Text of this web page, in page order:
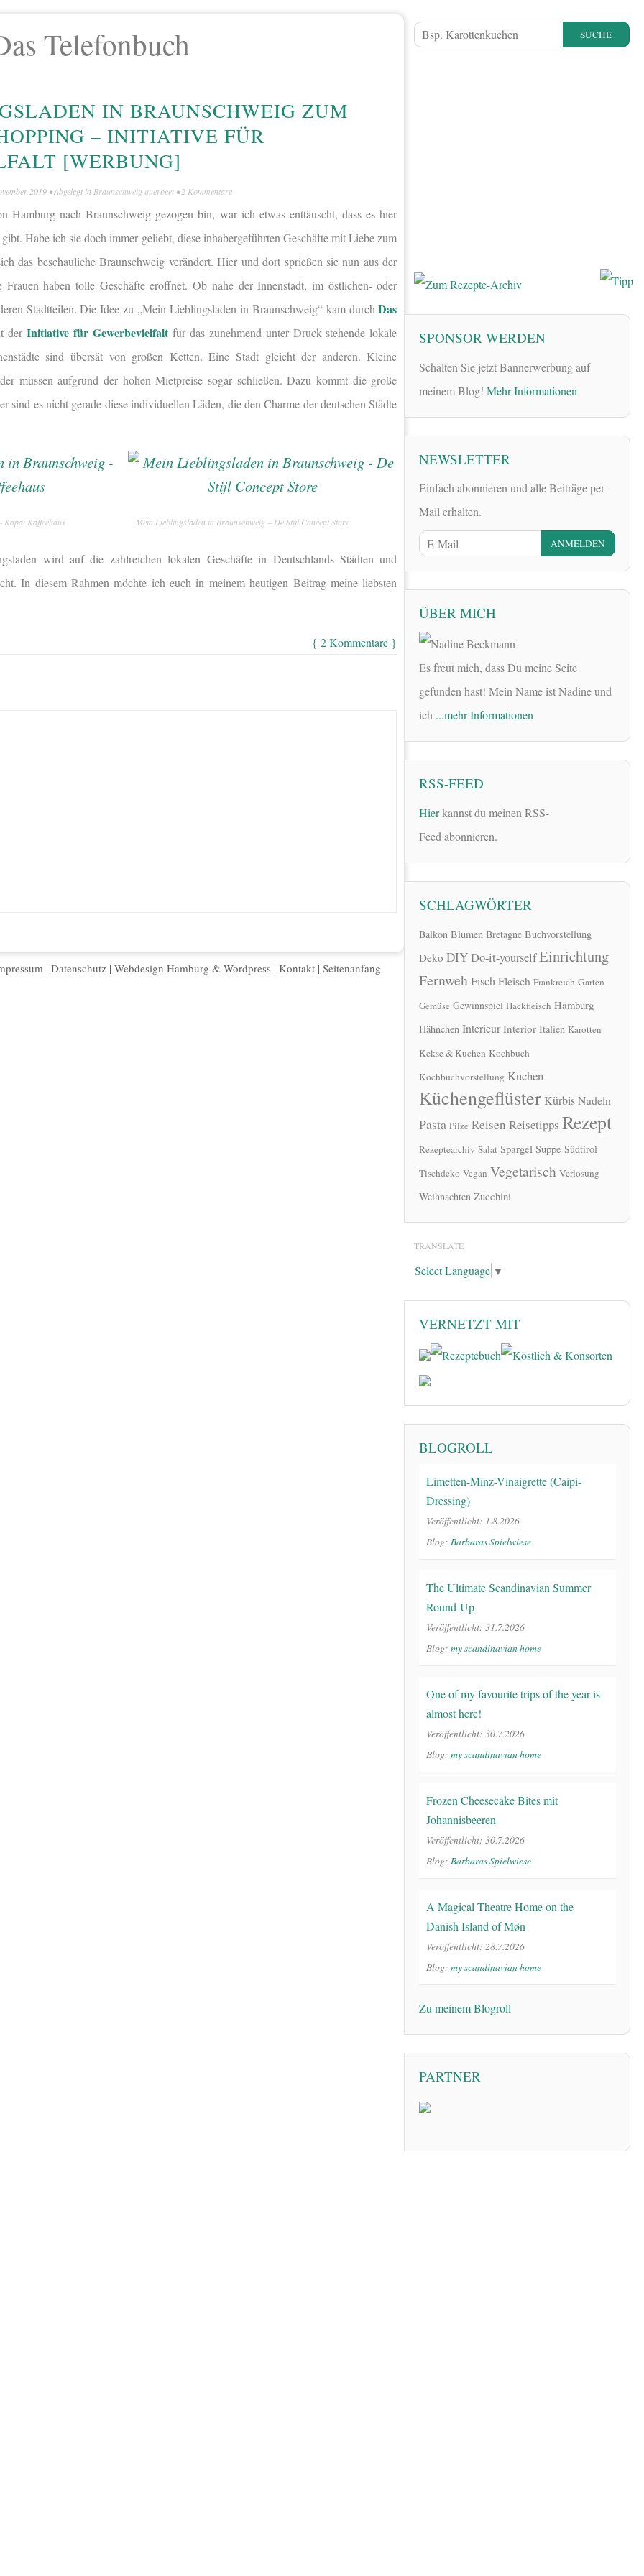
Telefonbuch
IN BRAUNSCHWEIG ZUM
– INITIATIVE FÜR
[WERBUNG]
2019 • Abgelegt in Braunschweig querbeet •2 Kommentare
Hamburg nach Braunschweig gezogen bin, war ich etwas enttäuscht, dass es hier
Habe ich sie doch immer geliebt, diese inhabergeführten Geschäfte mit Liebe zum
das beschauliche Braunschweig verändert. Hier und dort sprießen sie nun aus der
haben tolle Geschäfte eröffnet. Ob nahe der Innenstadt, im östlichen- oder
Stadtteilen. Die Idee zu „Mein Lieblingsladen in Braunschweig“ kam durchDas
der Initiative für Gewerbevielfaltfür das zunehmend unter Druck stehende lokale
sind übersät von großen Ketten. Eine Stadt gleicht der anderen. Kleine
müssen aufgrund der hohen Mietpreise sogar schließen. Dazu kommt die große
sind es nicht gerade diese individuellen Läden, die den Charme der deutschen Städte
Kapai Kaffeehaus Mein Lieblingsladen in Braunschweig – De Stijl Concept Store
wird auf die zahlreichen lokalen Geschäfte in Deutschlands Städten und
In diesem Rahmen möchte ich euch in meinem heutigen Beitrag meine liebsten
{ 2 Kommentare }
| Datenschutz | Webdesign Hamburg & Wordpress | Kontakt | Seitenanfang
SUCHE
SPONSOR WERDEN
Schalten Sie jetzt Bannerwerbung auf
meinem Blog! Mehr Informationen
NEWSLETTER
Einfach abonnieren und alle Beiträge per
Mail erhalten.
ÜBER MICH
Es freut mich, dass Du meine Seite
gefunden hast! Mein Name ist Nadine und
ich ...mehr Informationen
RSS-FEED
Hierkannst du meinen RSS-
Feed abonnieren.
SCHLAGWÖRTER
Balkon Blumen Bretagne Buchvorstellung
Deko DIYDo-it-yourselfEinrichtung
FernwehFischFleisch Frankreich Garten
Gemüse Gewinnspiel Hackfleisch Hamburg
Hähnchen Interieur Interior Italien Karotten
Kekse & Kuchen Kochbuch
Kochbuchvorstellung Kuchen
Küchengeflüster KürbisNudeln
Pasta Pilze Reisen Reisetipps Rezept
Rezeptearchiv Salat Spargel Suppe Südtirol
Tischdeko Vegan Vegetarisch Verlosung
Weihnachten Zucchini
TRANSLATE
Select Language ▼
VERNETZT MIT
BLOGROLL
Limetten-Minz-Vinaigrette (Caipi-
Dressing)
Veröffentlicht: 1.8.2026
Blog: Barbaras Spielwiese
The Ultimate Scandinavian Summer
Round-Up
Veröffentlicht: 31.7.2026
Blog: my scandinavian home
One of my favourite trips of the year is
almost here!
Veröffentlicht: 30.7.2026
Blog: my scandinavian home
Frozen Cheesecake Bites mit
Johannisbeeren
Veröffentlicht: 30.7.2026
Blog: Barbaras Spielwiese
A Magical Theatre Home on the
Danish Island of Møn
Veröffentlicht: 28.7.2026
Blog: my scandinavian home
Zu meinem Blogroll
PARTNER